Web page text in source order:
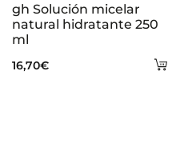
gh Solución micelar
natural hidratante 250
ml
16,70€